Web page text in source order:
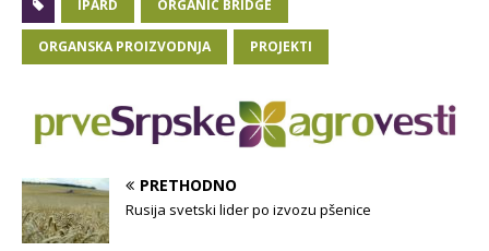
IPARD ORGANIC BRIDGE
ORGANSKA PROIZVODNJA PROJEKTI
PRETHODNO
Rusija svetski lider po izvozu pšenice